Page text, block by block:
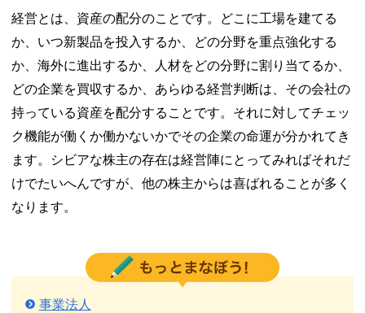
経営とは、資産の配分のことです。どこに工場を建てる
か、いつ新製品を投入するか、どの分野を重点強化する
か、海外に進出するか、人材をどの分野に割り当てるか、
どの企業を買収するか、あらゆる経営判断は、その会社の
持っている資産を配分することです。それに対してチェッ
ク機能が働くか働かないかでその企業の命運が分かれてき
ます。シビアな株主の存在は経営陣にとってみればそれだ
けでたいへんですが、他の株主からは喜ばれることが多く
なります。
事業法人